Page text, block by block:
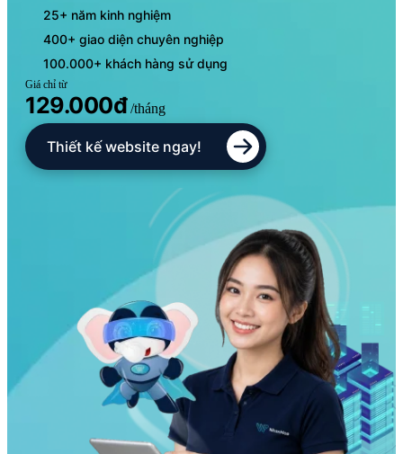
25+ năm kinh nghiệm
400+ giao diện chuyên nghiệp
100.000+ khách hàng sử dụng
Giá chỉ từ
129.000đ /tháng
Thiết kế website ngay!